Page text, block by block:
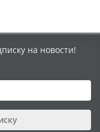
на новости!